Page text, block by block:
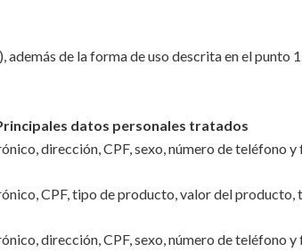
de la forma de uso descrita en el punto
datos personales tratados
dirección, CPF, sexo, número de teléfono y
CPF, tipo de producto, valor del producto,
dirección, CPF, sexo, número de teléfono y